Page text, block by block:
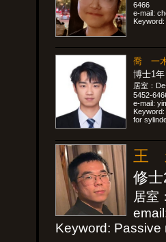
6466
e-mail:
喬 一
博士1年
居室：
5452-
e-mail:
for
王
修
居室
Keyword: Passive